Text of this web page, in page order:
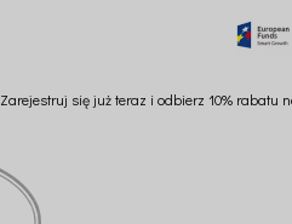
Zarejestruj się już teraz i odbierz 10% rabatu